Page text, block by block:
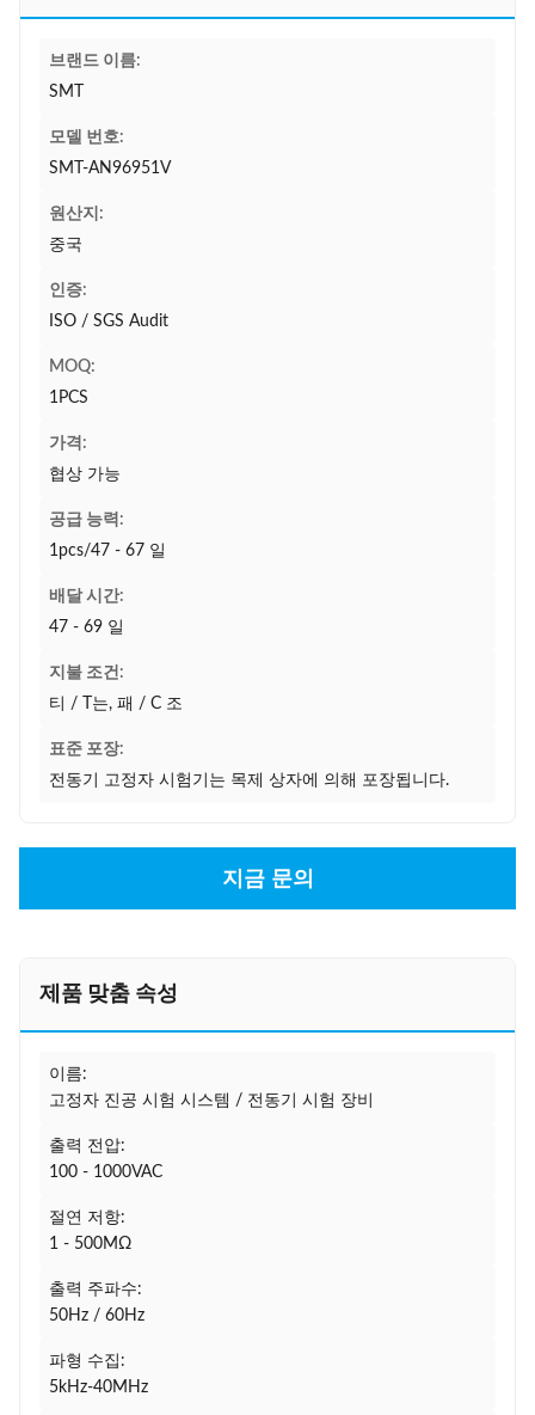
브랜드 이름:
SMT
모델 번호:
SMT-AN96951V
원산지:
중국
인증:
ISO / SGS Audit
MOQ:
1PCS
가격:
협상 가능
공급 능력:
1pcs/47 - 67 일
배달 시간:
47 - 69 일
지불 조건:
티 / T는, 패 / C 조
표준 포장:
전동기 고정자 시험기는 목제 상자에 의해 포장됩니다.
지금 문의
제품 맞춤 속성
이름:
고정자 진공 시험 시스템 / 전동기 시험 장비
출력 전압:
100 - 1000VAC
절연 저항:
1 - 500MΩ
출력 주파수:
50Hz / 60Hz
파형 수집:
5kHz-40MHz